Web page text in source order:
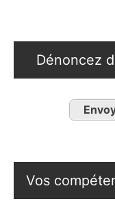
Dénoncez
Vos